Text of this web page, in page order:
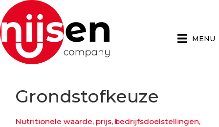
MENU
Grondstofkeuze
Nutritionele waarde, prijs, bedrijfsdoelstellingen,